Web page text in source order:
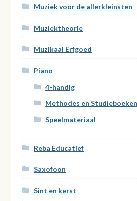
Muziek voor de allerkleinsten
Muziektheorie
Muzikaal Erfgoed
Piano
4-handig
Methodes en Studieboeken
Speelmateriaal
Reba Educatief
Saxofoon
Sint en kerst